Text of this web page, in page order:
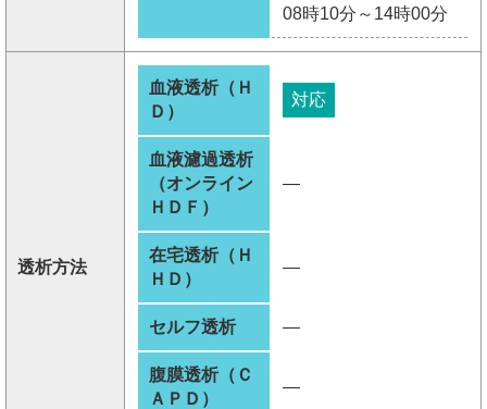
08時10分～14時00分
透析方法
血液透析（Ｈ
Ｄ）
対応
血液濾過透析
（オンライン
ＨＤＦ）
―
在宅透析（Ｈ
ＨＤ）
―
セルフ透析 ―
腹膜透析（Ｃ
ＡＰＤ）
―